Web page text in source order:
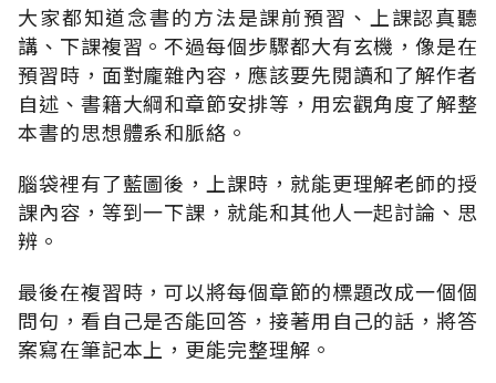
大家都知道念書的方法是課前預習、上課認真聽
講、下課複習。不過每個步驟都大有玄機，像是在
預習時，面對龐雜內容，應該要先閱讀和了解作者
自述、書籍大綱和章節安排等，用宏觀角度了解整
本書的思想體系和脈絡。
腦袋裡有了藍圖後，上課時，就能更理解老師的授
課內容，等到一下課，就能和其他人一起討論、思
辨。
最後在複習時，可以將每個章節的標題改成一個個
問句，看自己是否能回答，接著用自己的話，將答
案寫在筆記本上，更能完整理解。